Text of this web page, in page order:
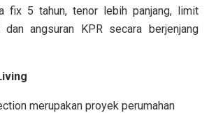
fix 5 tahun, tenor lebih panjang, limit
angsuran KPR secara berjenjang
merupakan proyek perumahan